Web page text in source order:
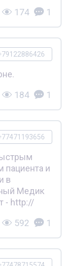
174 1
184 1
пациента и
в
Медик
- http://
592 1